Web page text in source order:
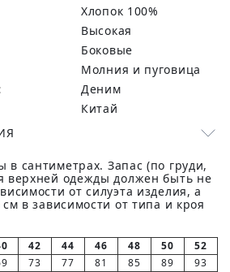
хлопок 100%
Высокая
Боковые
Молния и пуговица
Деним
Китай
в сантиметрах. Запас (по груди,
верхней одежды должен быть не
от силуэта изделия, а
в зависимости от типа и кроя
42 44 46 48 50
52
73 77 81 85 89
93